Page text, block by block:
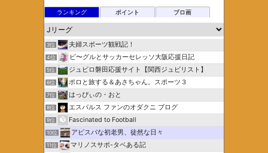
ランキング ポイント ブロ画
3位 夫婦スポーツ観戦記！
4位 ビ〜グルとサッカーセレッソ大阪応援日記
5位 ジュビロ磐田応援サイト【関西ジュビリスト】
6位 ポロと旅する＆あさちゃん。スポーツ３
7位 はっぴぃの・おと
8位 エスパルス ファンのオダクニ ブログ
9位 Fascinated to Football
10位 アビスパな初老男、徒然な日々
11位 マリノスサポ-タベある記